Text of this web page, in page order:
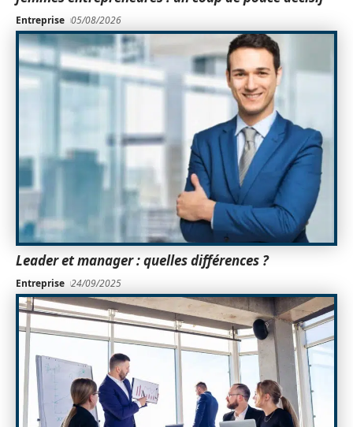
Entreprise 05/08/2026
Leader et manager : quelles différences ?
Entreprise 24/09/2025